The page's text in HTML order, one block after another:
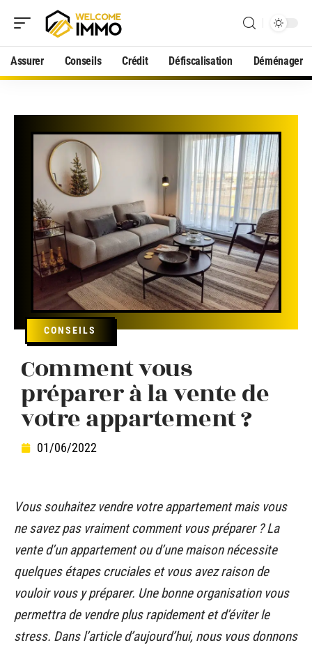
Assurer Conseils Crédit Défiscalisation Déménager
CONSEILS
Comment vous
préparer à la vente de
votre appartement ?
01/06/2022
Vous souhaitez vendre votre appartement mais vous
ne savez pas vraiment comment vous préparer ? La
vente d’un appartement ou d’une maison nécessite
quelques étapes cruciales et vous avez raison de
vouloir vous y préparer. Une bonne organisation vous
permettra de vendre plus rapidement et d’éviter le
stress. Dans l’article d’aujourd’hui, nous vous donnons